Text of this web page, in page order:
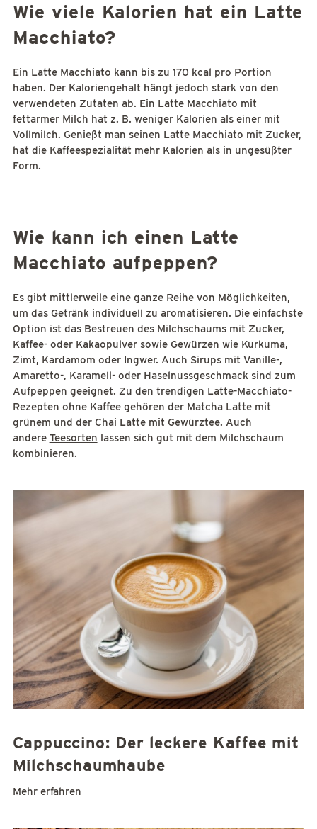
Wie viele Kalorien hat ein Latte
Macchiato?
Ein Latte Macchiato kann bis zu 170 kcal pro Portion
haben. Der Kaloriengehalt hängt jedoch stark von den
verwendeten Zutaten ab. Ein Latte Macchiato mit
fettarmer Milch hat z. B. weniger Kalorien als einer mit
Vollmilch. Genießt man seinen Latte Macchiato mit Zucker,
hat die Kaffeespezialität mehr Kalorien als in ungesüßter
Form.
Wie kann ich einen Latte
Macchiato aufpeppen?
Es gibt mittlerweile eine ganze Reihe von Möglichkeiten,
um das Getränk individuell zu aromatisieren. Die einfachste
Option ist das Bestreuen des Milchschaums mit Zucker,
Kaffee- oder Kakaopulver sowie Gewürzen wie Kurkuma,
Zimt, Kardamom oder Ingwer. Auch Sirups mit Vanille-,
Amaretto-, Karamell- oder Haselnussgeschmack sind zum
Aufpeppen geeignet. Zu den trendigen Latte-Macchiato-
Rezepten ohne Kaffee gehören der Matcha Latte mit
grünem und der Chai Latte mit Gewürztee. Auch
andere Teesorten lassen sich gut mit dem Milchschaum
kombinieren.
Cappuccino: Der leckere Kaffee mit
Milchschaumhaube
Mehr erfahren